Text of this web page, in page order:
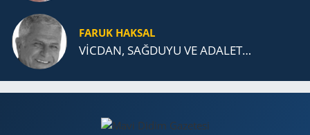
FARUK HAKSAL
VİCDAN, SAĞ­DU­YU VE ADA­LET…